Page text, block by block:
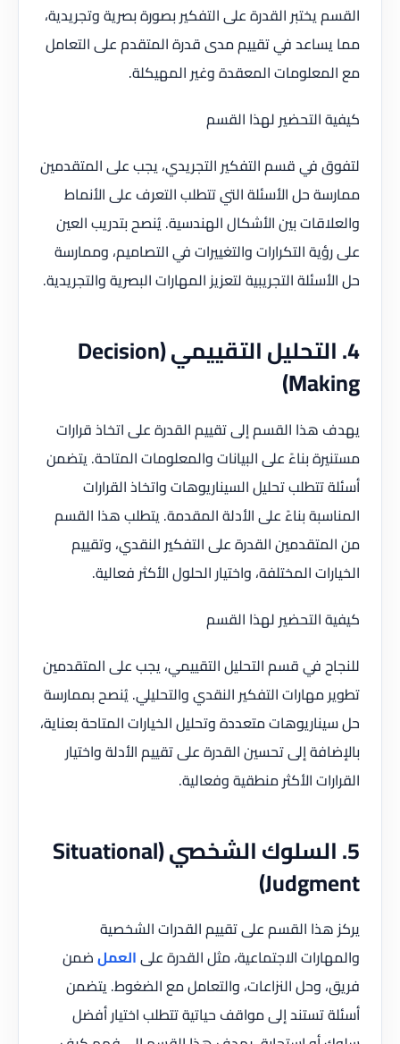
القسم يختبر القدرة على التفكير بصورة بصرية وتجريدية،
مما يساعد في تقييم مدى قدرة المتقدم على التعامل
مع المعلومات المعقدة وغير المهيكلة.
كيفية التحضير لهذا القسم
لتفوق في قسم التفكير التجريدي، يجب على المتقدمين
ممارسة حل الأسئلة التي تتطلب التعرف على الأنماط
والعلاقات بين الأشكال الهندسية. يُنصح بتدريب العين
على رؤية التكرارات والتغييرات في التصاميم، وممارسة
حل الأسئلة التجريبية لتعزيز المهارات البصرية والتجريدية.
4. التحليل التقييمي (Decision
Making)
يهدف هذا القسم إلى تقييم القدرة على اتخاذ قرارات
مستنيرة بناءً على البيانات والمعلومات المتاحة. يتضمن
أسئلة تتطلب تحليل السيناريوهات واتخاذ القرارات
المناسبة بناءً على الأدلة المقدمة. يتطلب هذا القسم
من المتقدمين القدرة على التفكير النقدي، وتقييم
الخيارات المختلفة، واختيار الحلول الأكثر فعالية.
كيفية التحضير لهذا القسم
للنجاح في قسم التحليل التقييمي، يجب على المتقدمين
تطوير مهارات التفكير النقدي والتحليلي. يُنصح بممارسة
حل سيناريوهات متعددة وتحليل الخيارات المتاحة بعناية،
بالإضافة إلى تحسين القدرة على تقييم الأدلة واختيار
القرارات الأكثر منطقية وفعالية.
5. السلوك الشخصي (Situational
Judgment)
يركز هذا القسم على تقييم القدرات الشخصية
والمهارات الاجتماعية، مثل القدرة علىالعملضمن
فريق، وحل النزاعات، والتعامل مع الضغوط. يتضمن
أسئلة تستند إلى مواقف حياتية تتطلب اختيار أفضل